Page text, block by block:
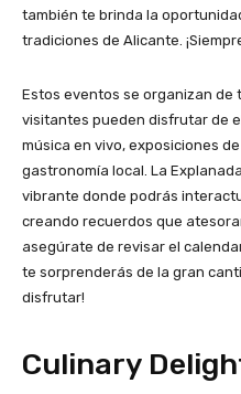
también te brinda la
tradiciones de Alicante.
Estos eventos se organizan de
visitantes pueden disfrutar de
música en vivo, exposiciones
gastronomía local. La
vibrante donde podrás
creando recuerdos que
asegúrate de revisar el
te sorprenderás de la gran
disfrutar!
Culinary